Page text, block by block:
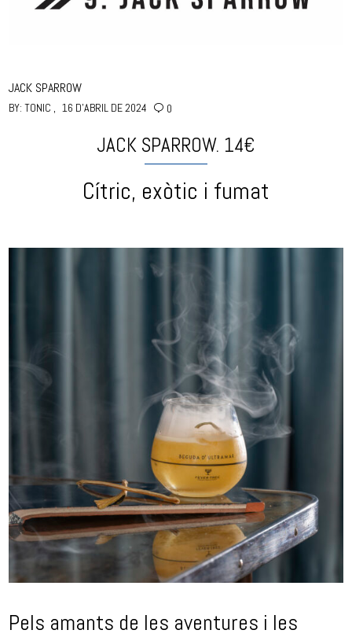
JACK SPARROW
BY:TONIC 16 D'ABRIL DE 2024 0
JACK SPARROW. 14€
Cítric, exòtic i fumat
Pels amants de les aventures i les